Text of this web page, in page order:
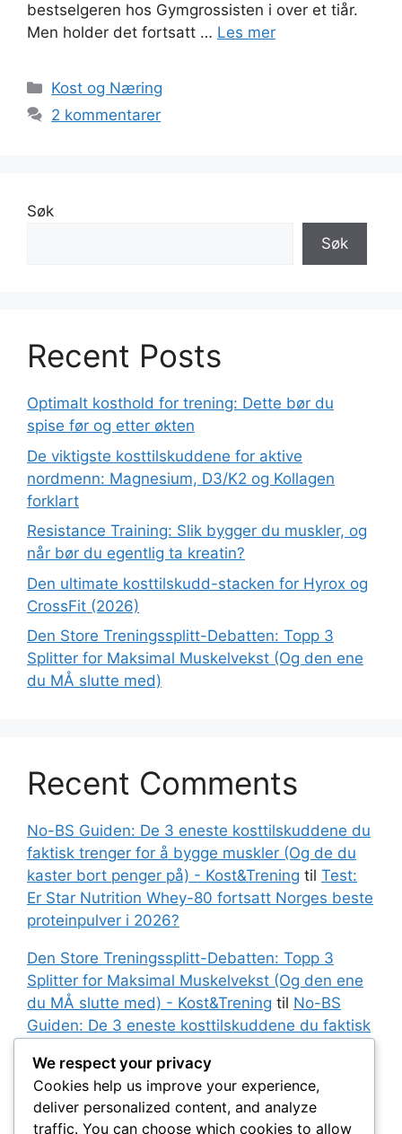
bestselgeren hos Gymgrossisten i over et tiår.
Men holder det fortsatt … Les mer
Kategorier
Kost og Næring
2 kommentarer
Søk
Søk
Recent Posts
Optimalt kosthold for trening: Dette bør du
spise før og etter økten
De viktigste kosttilskuddene for aktive
nordmenn: Magnesium, D3/K2 og Kollagen
forklart
Resistance Training: Slik bygger du muskler, og
når bør du egentlig ta kreatin?
Den ultimate kosttilskudd-stacken for Hyrox og
CrossFit (2026)
Den Store Treningssplitt-Debatten: Topp 3
Splitter for Maksimal Muskelvekst (Og den ene
du MÅ slutte med)
Recent Comments
No-BS Guiden: De 3 eneste kosttilskuddene du
faktisk trenger for å bygge muskler (Og de du
kaster bort penger på) - Kost&Trening til Test:
Er Star Nutrition Whey-80 fortsatt Norges beste
proteinpulver i 2026?
Den Store Treningssplitt-Debatten: Topp 3
Splitter for Maksimal Muskelvekst (Og den ene
du MÅ slutte med) - Kost&Trening til No-BS
Guiden: De 3 eneste kosttilskuddene du faktisk
bort penger på)
No-BS Guiden: De 3 eneste kosttilskuddene du
faktisk trenger for å bygge muskler (Og de du
We respect your privacy
Cookies help us improve your experience,
deliver personalized content, and analyze
traffic. You can choose which cookies to allow